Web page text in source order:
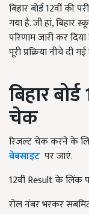
बिहार बोर्ड 12वीं की
गया है. जी हां, बिहार
परिणाम जारी कर
पूरी प्रक्रिया नीचे दी
बिहार बोर्ड
चेक
रिजल्ट चेक करने के
वेबसाइट पर जाएं.
12वीं Result के लिंक
रोल नंबर भरकर